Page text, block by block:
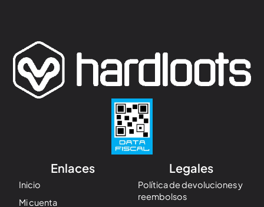
Enlaces
Inicio
Mi cuenta
Legales
Política de devoluciones y
reembolsos